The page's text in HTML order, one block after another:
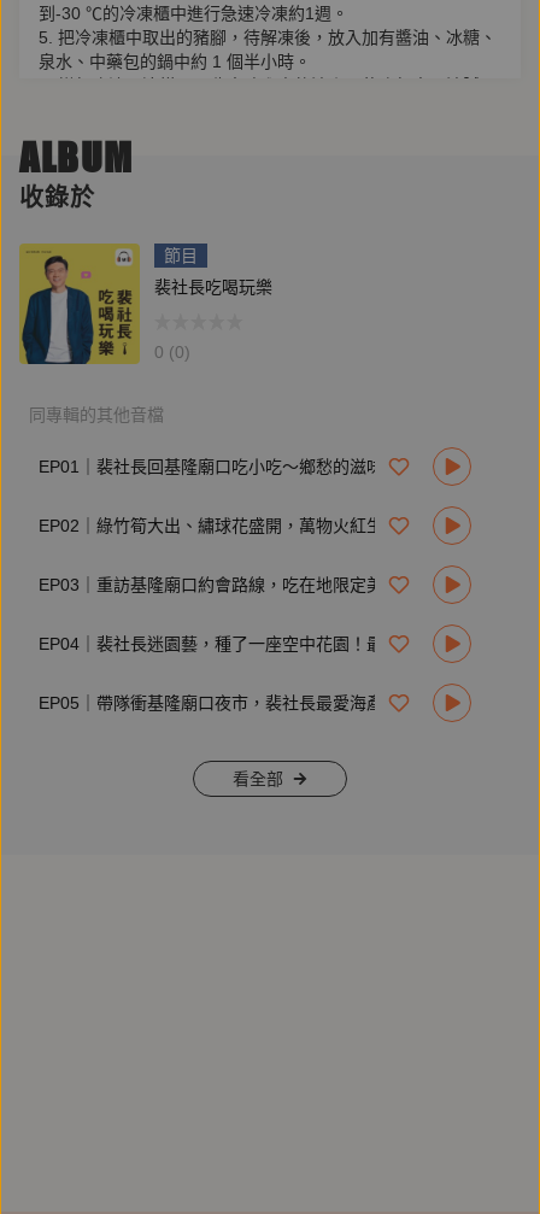
到-30 ℃的冷凍櫃中進行急速冷凍約1週。
5. 把冷凍櫃中取出的豬腳，待解凍後，放入加有醬油、冰糖、
泉水、中藥包的鍋中約 1 個半小時。
👨‍🍳(19:28) 前蹄添好運，港版蠔油豬手自己做
[備料]
蔥、薑、香葉（桂葉）、八角、冰糖、蠔油、老抽
[步驟]
1. 豬前蹄先炸過。起油鍋，油溫至150度，豬前蹄入鍋油炸一
下。
2. 過一次滾水，在活水下沖洗。
3. 另起一鍋，炒香蔥、薑、香葉（桂葉）、八角、冰糖，加水
4. 香料撈出棄之，將豬腳取出，湯汁留著，可做沾料。
👨‍🍳(21:22) 絕版名店「三分俗氣」江浙風豬腳自己滷
豬前蹄（肉較多，可多買一些）
豬腳肉（這部分較不易入味，下鍋前，先用鐵籤多處戳幾下）
[步驟]
2. 鐵鍋入少油爆香蔥白段及老薑片，將對切的蹄及豬腳塊入鍋
快炒，加入冰糖及一把八角，炒勻後加入黑龍淡醬油及蔭㡳
油，再加一些老抽上色。徐徐入清水降低鹹味，味道剛好即
可。
4. 最後十分鐘，可打開鍋蓋大火收汁，若湯汁太乾，可加水，
ALBUM
收錄於
節目
裴社長吃喝玩樂
0 (0)
同專輯的其他音檔
EP01｜裴社長回基隆廟口吃小吃～鄉愁的滋味也是絕世美味！
EP02｜綠竹筍大出、繡球花盛開，萬物火紅生長，原來是立夏！
EP03｜重訪基隆廟口約會路線，吃在地限定美味加甜蜜人情味！
EP04｜裴社長迷園藝，種了一座空中花園！最愛賞花煮一壺黃婉玲紅茶
EP05｜帶隊衝基隆廟口夜市，裴社長最愛海產店已成波登來訪的名店啦！
看全部